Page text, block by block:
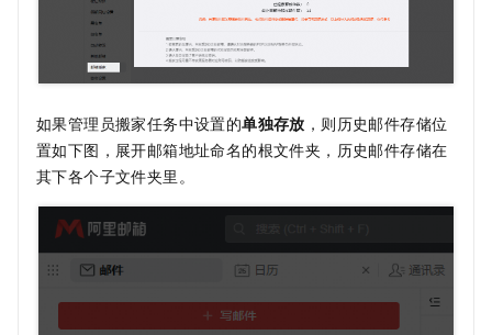
如果管理员搬家任务中设置的单独存放 ，则历史邮件存储位
置如下图，展开邮箱地址命名的根文件夹，历史邮件存储在
其下各个子文件夹里。